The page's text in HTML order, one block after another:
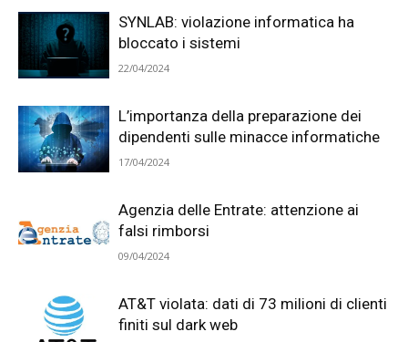
SYNLAB: violazione informatica ha
bloccato i sistemi
22/04/2024
L’importanza della preparazione dei
dipendenti sulle minacce informatiche
17/04/2024
Agenzia delle Entrate: attenzione ai
falsi rimborsi
09/04/2024
AT&T violata: dati di 73 milioni di clienti
finiti sul dark web